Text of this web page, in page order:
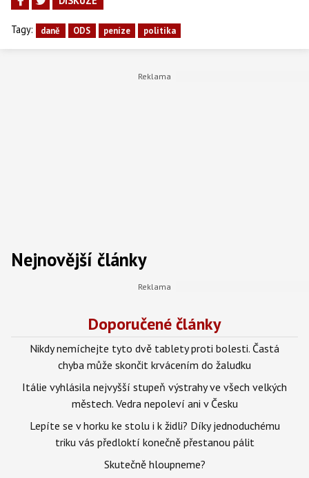
Tagy: daně ODS peníze politika
Nejnovější články
Doporučené články
Nikdy nemíchejte tyto dvě tablety proti bolesti. Častá
chyba může skončit krvácením do žaludku
Itálie vyhlásila nejvyšší stupeň výstrahy ve všech velkých
městech. Vedra nepoleví ani v Česku
Lepíte se v horku ke stolu i k židli? Díky jednoduchému
triku vás předloktí konečně přestanou pálit
Skutečně hloupneme?